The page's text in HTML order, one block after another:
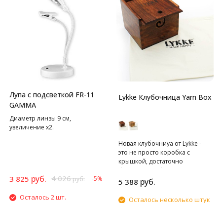
Лупа с подсветкой FR-11
GAMMA
Диаметр линзы 9 см,
увеличение х2.
3 825 руб. 4 026руб. -5%
Осталось 2 шт.
Lykke Клубочница Yarn Box
Новая клубочниуа от Lykke -
это не просто коробка с
крышкой, достаточно
большая, чтобы вместить
моток или несколько мотков
пряжи, размером с яйцо
дракона. В крышке есть
5 388 руб.
Осталось несколько штук